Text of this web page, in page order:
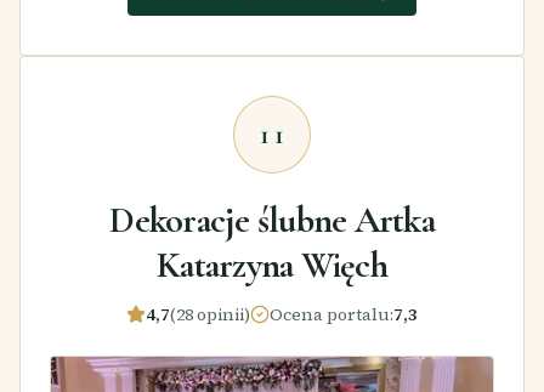
11
Dekoracje ślubne Artka
Katarzyna Więch
4,7(28 opinii) Ocena portalu:7,3